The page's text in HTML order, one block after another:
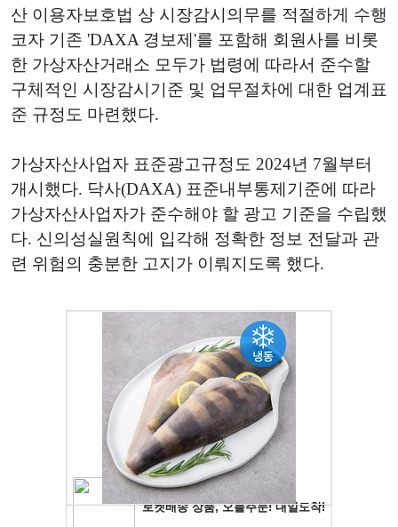
산 이용자보호법 상 시장감시의무를 적절하게 수행
코자 기존 'DAXA 경보제'를 포함해 회원사를 비롯
한 가상자산거래소 모두가 법령에 따라서 준수할
구체적인 시장감시기준 및 업무절차에 대한 업계표
준 규정도 마련했다.
가상자산사업자 표준광고규정도 2024년 7월부터
개시했다. 닥사(DAXA) 표준내부통제기준에 따라
가상자산사업자가 준수해야 할 광고 기준을 수립했
다. 신의성실원칙에 입각해 정확한 정보 전달과 관
련 위험의 충분한 고지가 이뤄지도록 했다.